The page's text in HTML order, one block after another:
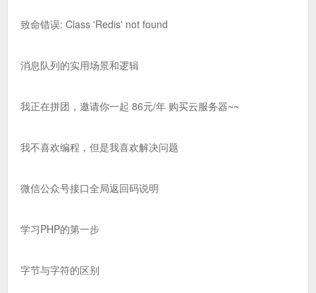
致命错误: Class 'Redis' not found
消息队列的实用场景和逻辑
我正在拼团，邀请你一起 86元/年 购买云服务器~~
我不喜欢编程，但是我喜欢解决问题
微信公众号接口全局返回码说明
学习PHP的第一步
字节与字符的区别